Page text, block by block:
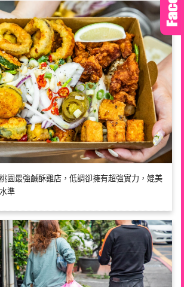
園最強鹹酥雞店，低調卻擁有超強實力，媲美
準